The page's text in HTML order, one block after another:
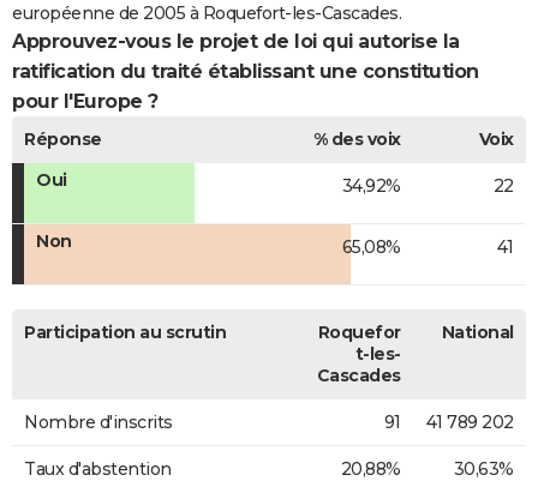
Bricolage
Lifestyle
Culture
Sport
Auto
Television
Voyage
Cinema
européenne de 2005 à Roquefort-les-Cascades.
Approuvez-vous le projet de loi qui autorise la
ratification du traité établissant une constitution
pour l'Europe ?
Réponse % des voix
Voix
Oui
34,92% 22
Non 65,08% 41
Participation au scrutin
Roquefor
t-les-
Cascades
National
Nombre d'inscrits 91 41 789 202
Taux d'abstention 20,88% 30,63%